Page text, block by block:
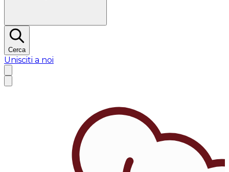
Cerca
Unisciti a noi